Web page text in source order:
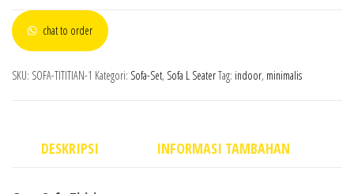
chat to order
SKU: SOFA-TITITIAN-1 Kategori: Sofa-Set, Sofa L SeaterTag: indoor, minimalis
DESKRIPSI INFORMASI TAMBAHAN